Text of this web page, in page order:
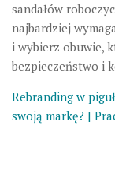
sandałów
najbardziej
i wybierz obuwie,
bezpieczeństwo i
Rebranding w
swoją markę? |